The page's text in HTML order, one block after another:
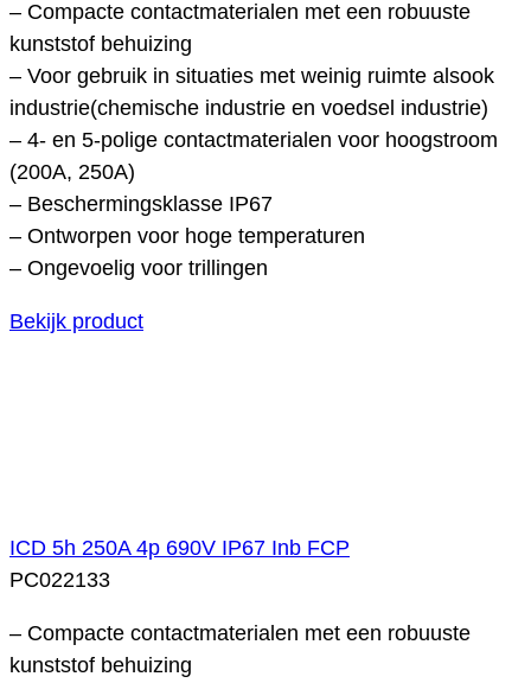
– Compacte contactmaterialen met een robuuste
kunststof behuizing
– Voor gebruik in situaties met weinig ruimte alsook
industrie(chemische industrie en voedsel industrie)
– 4- en 5-polige contactmaterialen voor hoogstroom
(200A, 250A)
– Beschermingsklasse IP67
– Ontworpen voor hoge temperaturen
– Ongevoelig voor trillingen
Bekijk product
ICD 5h 250A 4p 690V IP67 Inb FCP
PC022133
– Compacte contactmaterialen met een robuuste
kunststof behuizing